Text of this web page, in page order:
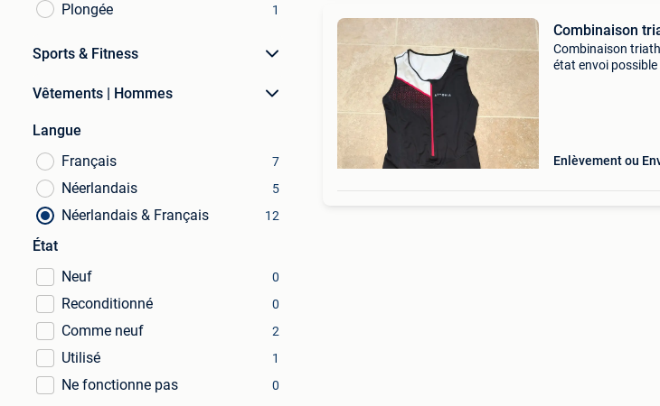
Plongée 1
Sports & Fitness
Vêtements | Hommes
Langue
Français
7
Néerlandais 5
Néerlandais & Français 12
État
Neuf
0
Reconditionné 0
Comme neuf 2
Utilisé 1
Ne fonctionne pas 0
Combinaison
Combinaison
état envoi possible
Enlèvement ou